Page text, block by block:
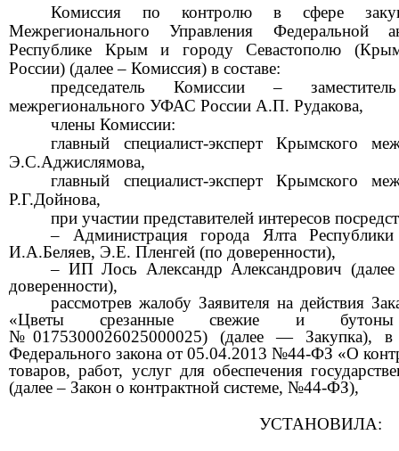
Комиссия по контролю в сфере
Межрегионального Управления Федеральной
Республике Крым и городу Севастополю (
России) (далее – Комиссия) в составе:
председатель Комиссии –
межрегионального УФАС России А.П. Рудакова,
члены Комиссии:
главный специалист-эксперт Крымского
Э.С.Аджислямова,
главный специалист-эксперт Крымского
Р.Г.Дойнова,
при участии представителей интересов
– Администрация города Ялта
И.А.Беляев, Э.Е. Пленгей (по доверенности),
– ИП Лось Александр Александрович
доверенности),
рассмотрев жалобу Заявителя на действия
«Цветы срезанные свежие и бутоны
№0175300026025000025) (далее — Закупка), в
Федерального закона от 05.04.2013 №44-ФЗ «О
товаров, работ, услуг для обеспечения
(далее – Закон о контрактной системе, №44-ФЗ),
УСТАНОВИЛА: